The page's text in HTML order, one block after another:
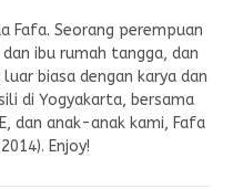
Fafa. Seorang perempuan
ibu rumah tangga, dan
biasa dengan karya dan
di Yogyakarta, bersama
dan anak-anak kami, Fafa
Enjoy!